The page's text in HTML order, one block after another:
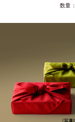
数量：